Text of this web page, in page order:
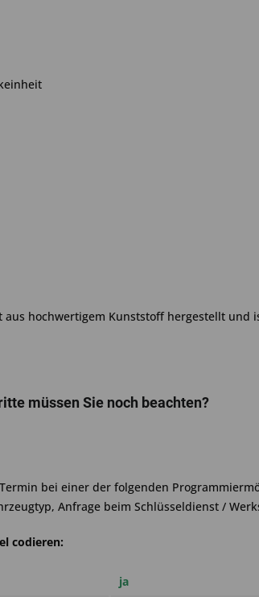
aus hochwertigem Kunststoff hergestellt und
müssen Sie noch beachten?
bei einer der folgenden
Anfrage beim Schlüsseldienst /
codieren:
ja